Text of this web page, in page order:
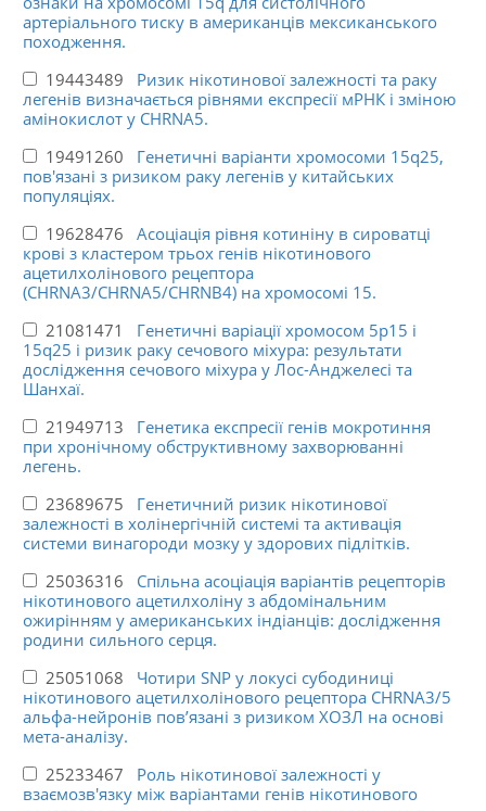
артеріального тиску в американців мексиканського
походження.
19443489 Ризик нікотинової залежності та раку
легенів визначається рівнями експресії мРНК і зміною
амінокислот у CHRNA5.
19491260 Генетичні варіанти хромосоми 15q25,
пов'язані з ризиком раку легенів у китайських
популяціях.
19628476 Асоціація рівня котиніну в сироватці
крові з кластером трьох генів нікотинового
ацетилхолінового рецептора
(CHRNA3/CHRNA5/CHRNB4) на хромосомі 15.
21081471 Генетичні варіації хромосом 5p15 і
15q25 і ризик раку сечового міхура: результати
дослідження сечового міхура у Лос-Анджелесі та
Шанхаї.
21949713 Генетика експресії генів мокротиння
при хронічному обструктивному захворюванні
легень.
23689675 Генетичний ризик нікотинової
залежності в холінергічній системі та активація
системи винагороди мозку у здорових підлітків.
25036316 Спільна асоціація варіантів рецепторів
нікотинового ацетилхоліну з абдомінальним
ожирінням у американських індіанців: дослідження
родини сильного серця.
25051068 Чотири SNP у локусі субодиниці
нікотинового ацетилхолінового рецептора CHRNA3/5
альфа-нейронів пов’язані з ризиком ХОЗЛ на основі
мета-аналізу.
25233467 Роль нікотинової залежності у
взаємозв'язку між варіантами генів нікотинового